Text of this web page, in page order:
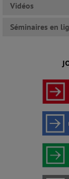
Vidéos
Séminaires en